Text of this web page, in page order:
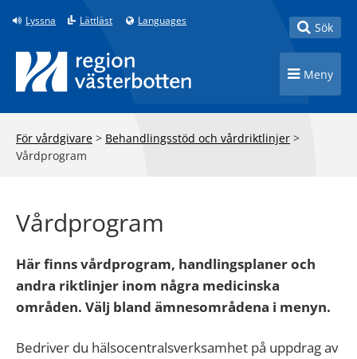
Till innehåll på sidan
Lyssna Lättläst Languages Toggle
Sök
Toggle
Meny
För vårdgivare > Behandlingsstöd och vårdriktlinjer >
Vårdprogram
Vårdprogram
Här finns vårdprogram, handlingsplaner och
andra riktlinjer inom några medicinska
områden. Välj bland ämnesområdena i menyn.
Bedriver du hälsocentralsverksamhet på uppdrag av